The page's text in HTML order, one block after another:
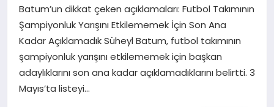
TEKNOLOJI
SIYASET
YAŞAM
Batum’un dikkat çeken açıklamaları: Futbol Takımının
Şampiyonluk Yarışını Etkilememek İçin Son Ana
Kadar Açıklamadık Süheyl Batum, futbol takımının
şampiyonluk yarışını etkilememek için başkan
adaylıklarını son ana kadar açıklamadıklarını belirtti. 3
Mayıs’ta listeyi…